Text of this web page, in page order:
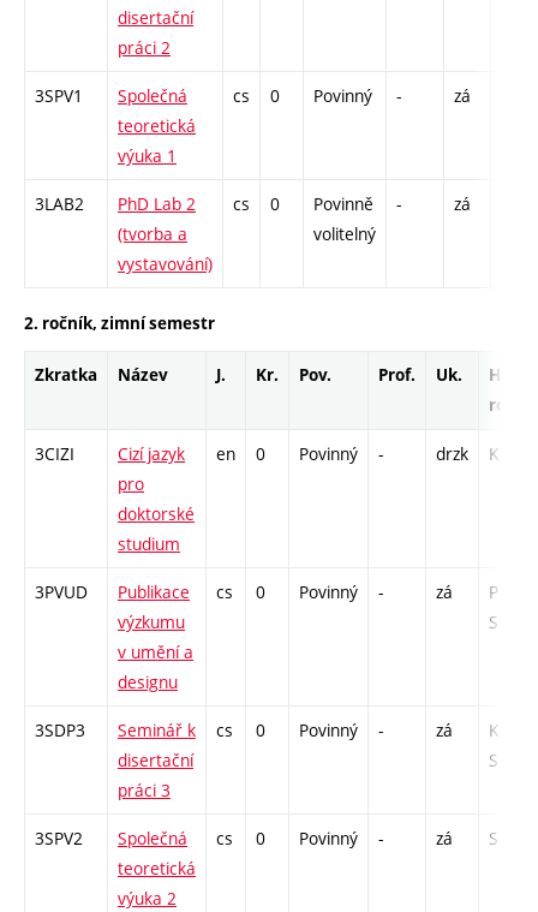
disertační
práci 2
3SPV1
Společná
teoretická
výuka 1
cs 0 Povinný - zá
3LAB2
PhD Lab 2
(tvorba a
vystavování)
cs 0
Povinně
volitelný
- zá
2. ročník, zimní semestr
Zkratka Název J. Kr. Pov. Prof. Uk.
Hod.
3CIZI
Cizí jazyk
pro
doktorské
studium
en 0 Povinný - drzk K - 12
3PVUD
Publikace
výzkumu
v umění a
designu
cs 0 Povinný - zá
P - 6 /
S - 6
3SDP3
Seminář k
disertační
práci 3
cs 0 Povinný - zá
K - 6 /
S - 6
3SPV2
Společná
teoretická
výuka 2
cs 0 Povinný - zá S - 12